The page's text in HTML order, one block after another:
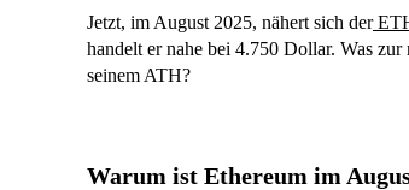
Jetzt, im August 2025, nähert sich der
handelt er nahe bei 4.750 Dollar. Was
seinem ATH?
Warum ist Ethereum im